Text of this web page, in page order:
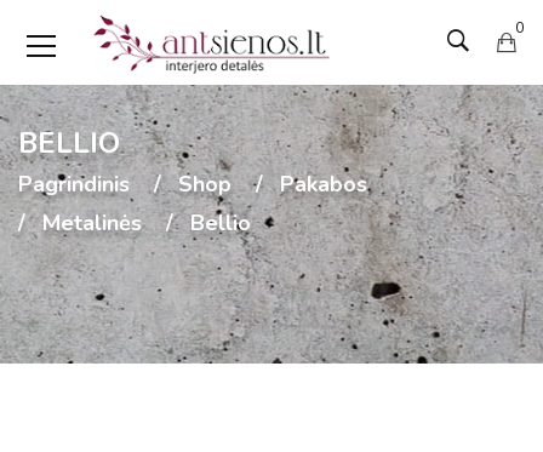
0
BELLIO
Pagrindinis Shop
Pakabos
Metalinės
Bellio